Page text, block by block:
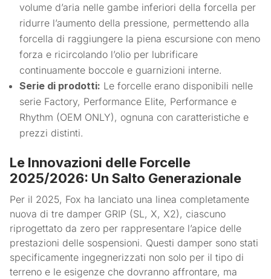
volume d’aria nelle gambe inferiori della forcella per
ridurre l’aumento della pressione, permettendo alla
forcella di raggiungere la piena escursione con meno
forza e ricircolando l’olio per lubrificare
continuamente boccole e guarnizioni interne.
Serie di prodotti: Le forcelle erano disponibili nelle
serie Factory, Performance Elite, Performance e
Rhythm (OEM ONLY), ognuna con caratteristiche e
prezzi distinti.
Le Innovazioni delle Forcelle
2025/2026: Un Salto Generazionale
Per il 2025, Fox ha lanciato una linea completamente
nuova di tre damper GRIP (SL, X, X2), ciascuno
riprogettato da zero per rappresentare l’apice delle
prestazioni delle sospensioni. Questi damper sono stati
specificamente ingegnerizzati non solo per il tipo di
terreno e le esigenze che dovranno affrontare, ma